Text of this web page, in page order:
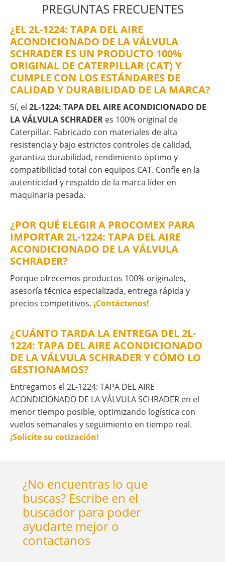
PREGUNTAS FRECUENTES
¿EL 2L-1224: TAPA DEL AIRE
ACONDICIONADO DE LA VÁLVULA
SCHRADER ES UN PRODUCTO 100%
ORIGINAL DE CATERPILLAR (CAT) Y
CUMPLE CON LOS ESTÁNDARES DE
CALIDAD Y DURABILIDAD DE LA MARCA?
Sí, el 2L-1224: TAPA DEL AIRE ACONDICIONADO DE
LA VÁLVULA SCHRADER es 100% original de
Caterpillar. Fabricado con materiales de alta
resistencia y bajo estrictos controles de calidad,
garantiza durabilidad, rendimiento óptimo y
compatibilidad total con equipos CAT. Confíe en la
autenticidad y respaldo de la marca líder en
maquinaria pesada.
¿POR QUÉ ELEGIR A PROCOMEX PARA
IMPORTAR 2L-1224: TAPA DEL AIRE
ACONDICIONADO DE LA VÁLVULA
SCHRADER?
Porque ofrecemos productos 100% originales,
asesoría técnica especializada, entrega rápida y
precios competitivos. ¡Contáctenos!
¿CUÁNTO TARDA LA ENTREGA DEL 2L-
1224: TAPA DEL AIRE ACONDICIONADO
DE LA VÁLVULA SCHRADER Y CÓMO LO
GESTIONAMOS?
Entregamos el 2L-1224: TAPA DEL AIRE
ACONDICIONADO DE LA VÁLVULA SCHRADER en el
menor tiempo posible, optimizando logística con
vuelos semanales y seguimiento en tiempo real.
¡Solicite su cotización!
¿No encuentras lo que
buscas? Escribe en el
buscador para poder
ayudarte mejor o
contactanos